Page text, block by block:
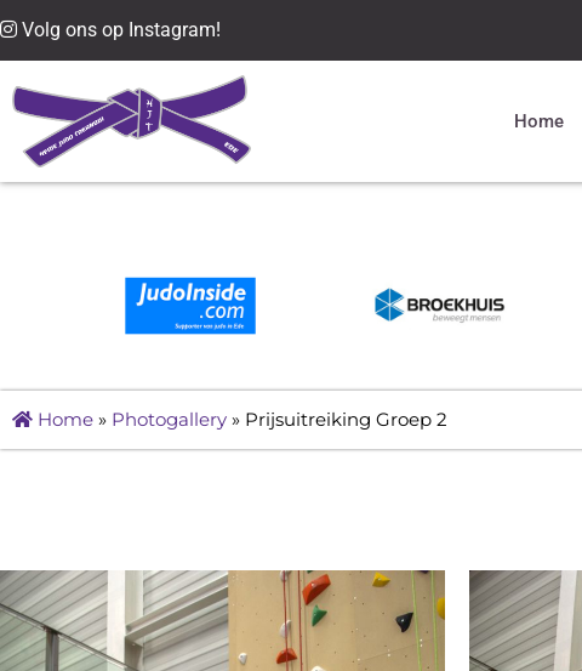
Volg ons op Instagram!
Home
Home » Photogallery » Prijsuitreiking Groep 2